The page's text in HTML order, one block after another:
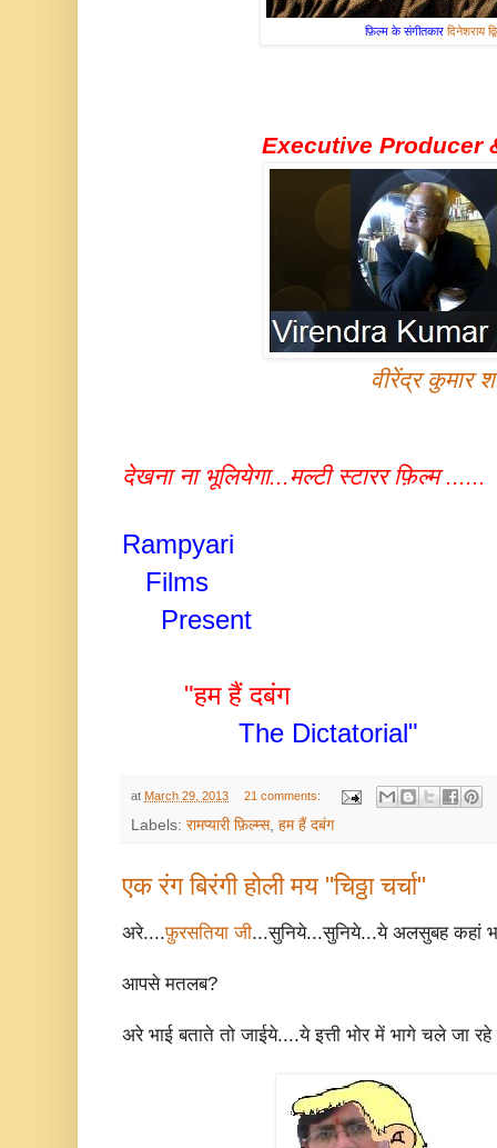
फ़िल्म के संगीतकारदिनेशराय
Executive Producer
वीरेंद्र कुमार
देखना ना भूलियेगा...मल्टी स्टारर फ़िल्म ......
Rampyari
Films
Present
"हम हैं दबंग
The Dictatorial"
at March 29, 2013 21 comments:
Labels: रामप्यारी फ़िल्म्स, हम हैं दबंग
एक रंग बिरंगी होली मय "चिठ्ठा चर्चा"
अरे....फ़ुरसतिया जी...सुनिये...सुनिये...ये अलसुबह कहां
आपसे मतलब?
अरे भाई बताते तो जाईये....ये इत्ती भोर में भागे चले जा